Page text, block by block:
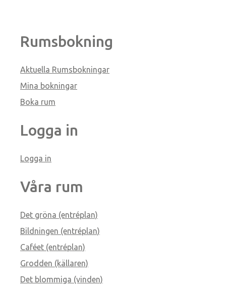
Rumsbokning
Aktuella Rumsbokningar
Mina bokningar
Boka rum
Logga in
Logga in
Våra rum
Det gröna (entréplan)
Bildningen (entréplan)
Caféet (entréplan)
Grodden (källaren)
Det blommiga (vinden)